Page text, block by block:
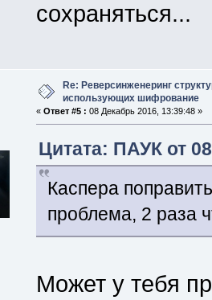
сохраняться...
Re: Реверсинженеринг
использующих шифрование
«Ответ #5 : 08 Декабрь 2016, 13:39:48 »
Цитата: ПАУК от
Каспера
проблема, 2 раза
Может у тебя